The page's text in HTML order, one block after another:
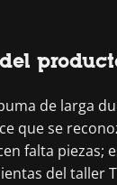
de larga
que se
falta piezas;
del taller